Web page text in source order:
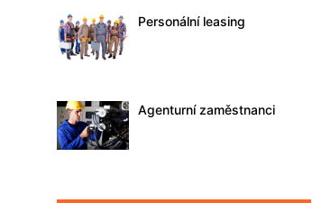
Personální leasing
Agenturní zaměstnanci